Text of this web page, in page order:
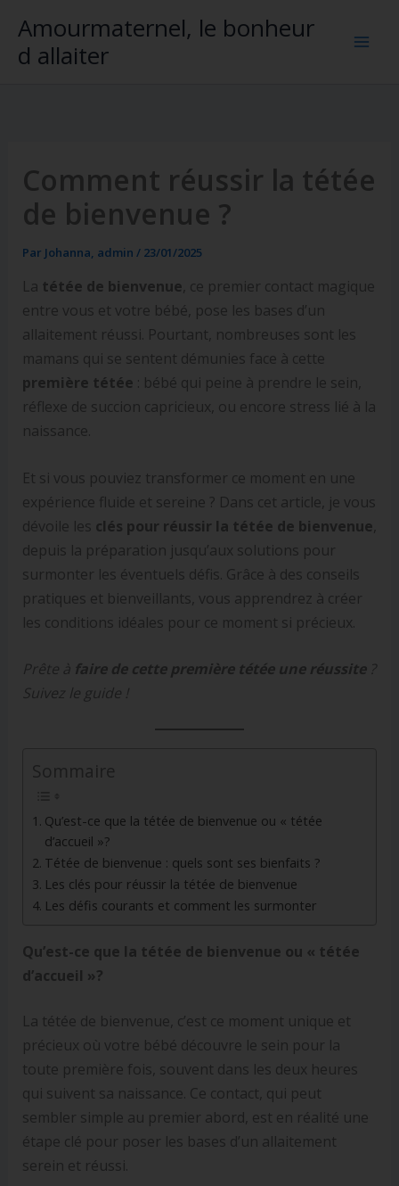
contenu
Amourmaternel, le bonheur
d allaiter
Comment réussir la tétée
de bienvenue ?
Par Johanna, admin / 23/01/2025
La tétée de bienvenue , ce premier contact magique
entre vous et votre bébé, pose les bases d’un
allaitement réussi. Pourtant, nombreuses sont les
mamans qui se sentent démunies face à cette
première tétée : bébé qui peine à prendre le sein,
réflexe de succion capricieux, ou encore stress lié à la
naissance.
Et si vous pouviez transformer ce moment en une
expérience fluide et sereine ? Dans cet article, je vous
dévoile les clés pour réussir la tétée de bienvenue
depuis la préparation jusqu’aux solutions pour
surmonter les éventuels défis. Grâce à des conseils
pratiques et bienveillants, vous apprendrez à créer
les conditions idéales pour ce moment si précieux.
Prête à faire de cette première tétée une réussite?
Suivez le guide !
Sommaire
Qu’est-ce que la tétée de bienvenue ou « tétée
d’accueil »?
Tétée de bienvenue : quels sont ses bienfaits ?
Les clés pour réussir la tétée de bienvenue
Les défis courants et comment les surmonter
Qu’est-ce que la tétée de bienvenue ou « tétée
d’accueil »?
La tétée de bienvenue, c’est ce moment unique et
précieux où votre bébé découvre le sein pour la
toute première fois, souvent dans les deux heures
qui suivent sa naissance. Ce contact, qui peut
sembler simple au premier abord, est en réalité une
étape clé pour poser les bases d’un allaitement
serein et réussi.